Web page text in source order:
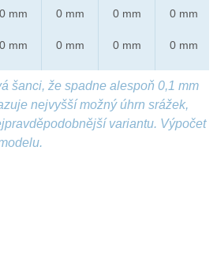
0 mm
0 mm
0 mm
0 mm
0 mm
0 mm
0 mm
0 mm
šanci, že spadne alespoň 0,1 mm
nejvyšší možný úhrn srážek,
variantu. Výpočet